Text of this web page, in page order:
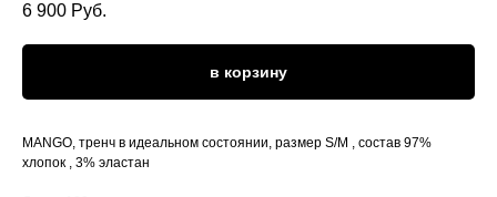
6 900 Руб.
в корзину
MANGO, тренч в идеальном состоянии, размер S/M , состав 97%
хлопок , 3% эластан